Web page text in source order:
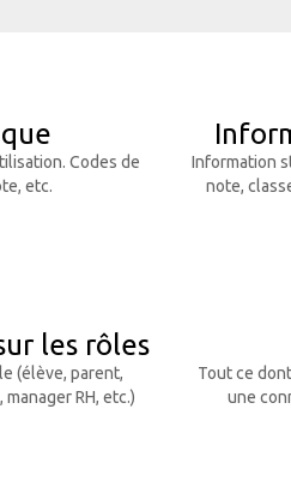
Codes de
etc.
Information
note,
les rôles
(élève, parent,
RH, etc.)
Tout ce
une